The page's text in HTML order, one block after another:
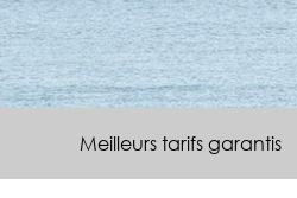
Meilleurs tarifs garantis